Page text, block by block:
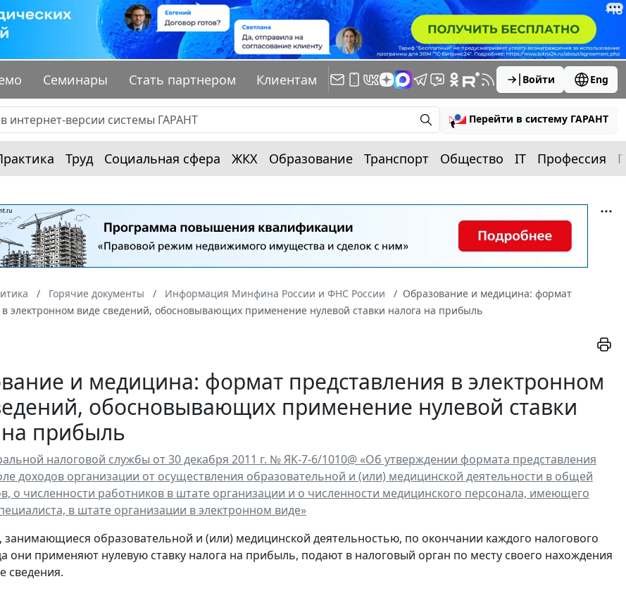
Семинары Стать партнером Клиентам Войти Eng
Перейти в систему ГАРАНТ
Труд Социальная сфера ЖКХ Образование Транспорт Общество IT Профессия
Горячие документы Информация Минфина России и ФНС России
Образование и медицина: формат
в электронном виде сведений, обосновывающих применение нулевой ставки налога на прибыль
и медицина: формат представления в электронном
обосновывающих применение нулевой ставки
прибыль
налоговой службы от 30 декабря 2011 г. № ЯК-7-6/1010@ «Об утверждении формата представления
доходов организации от осуществления образовательной и (или) медицинской деятельности в общей
о численности работников в штате организации и о численности медицинского персонала, имеющего
в штате организации в электронном виде»
занимающиеся образовательной и (или) медицинской деятельностью, по окончании каждого налогового
они применяют нулевую ставку налога на прибыль, подают в налоговый орган по месту своего нахождения
сведения.